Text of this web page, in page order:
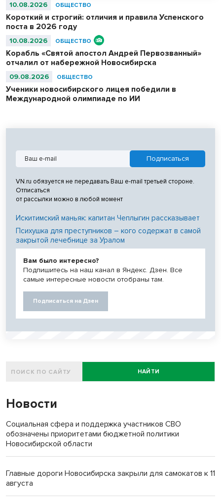
10.08.2026 ОБЩЕСТВО
Короткий и строгий: отличия и правила Успенского
поста в 2026 году
10.08.2026 ОБЩЕСТВО
Корабль «Святой апостол Андрей Первозванный»
отчалил от набережной Новосибирска
09.08.2026 ОБЩЕСТВО
Ученики новосибирского лицея победили в
Международной олимпиаде по ИИ
VN.ru обязуется не передавать Ваш e-mail третьей стороне.
Отписаться
от рассылки можно в любой момент
Искитимский маньяк: капитан Чеплыгин рассказывает
Психушка для преступников – кого содержат в самой
закрытой лечебнице за Уралом
Вам было интересно?
Подпишитесь на наш канал в Яндекс. Дзен. Все
самые интересные новости отобраны там.
Подписаться на Дзен
НАЙТИ
Новости
Социальная сфера и поддержка участников СВО
обозначены приоритетами бюджетной политики
Новосибирской области
Главные дороги Новосибирска закрыли для самокатов к 11
августа